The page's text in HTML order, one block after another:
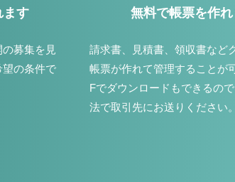
ます
募集を見
望の条件で
無料で帳票を作
請求書、見積書、領収書など
帳票が作れて管理することが
Fでダウンロードもできるの
法で取引先にお送りください。